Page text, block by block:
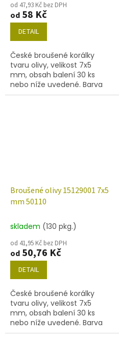
od 47,93 Kč bez DPH
od 58 Kč
DETAIL
České broušené korálky
tvaru olivy, velikost 7x5
mm, obsah balení 30 ks
nebo níže uvedené. Barva
křídově bílá
Broušené olivy 15129001 7x5
mm 50110
skladem (130 pkg.)
od 41,95 Kč bez DPH
od 50,76 Kč
DETAIL
České broušené korálky
tvaru olivy, velikost 7x5
mm, obsah balení 30 ks
nebo níže uvedené. Barva
chrysolit